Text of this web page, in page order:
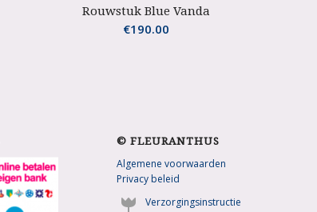
Rouwstuk Blue Vanda
€190.00
© FLEURANTHUS
Algemene voorwaarden
Privacy beleid
Verzorgingsinstructie